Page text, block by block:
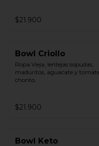
$21.900
Bowl Criollo
Ropa Vieja, lentejas sopudas,
maduritos, aguacate y
chonto.
$21.900
Bowl Keto